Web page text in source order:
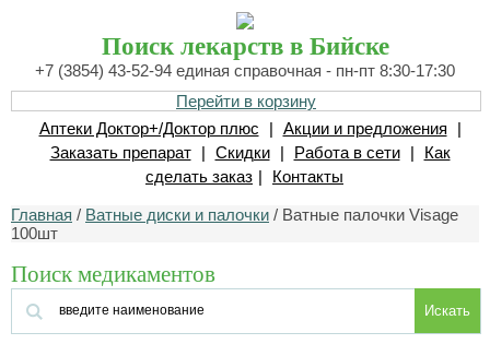
Поиск лекарств в Бийске
+7 (3854) 43-52-94 единая справочная - пн-пт 8:30-17:30
Перейти в корзину
Аптеки Доктор+/Доктор плюс
| Акции и предложения
|
Заказать препарат
| Скидки | Работа в сети |
Как
сделать заказ | Контакты
Главная / Ватные диски и палочки / Ватные палочки Visage
100шт
Поиск медикаментов
Искать